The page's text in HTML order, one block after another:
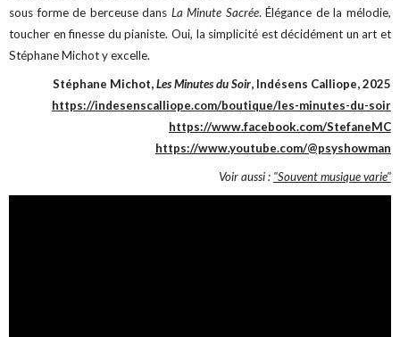
sous forme de berceuse dans La Minute Sacrée. Élégance de la mélodie,
toucher en finesse du pianiste. Oui, la simplicité est décidément un art et
Stéphane Michot y excelle.
Stéphane Michot,Les Minutes du Soir, Indésens Calliope, 2025
https://indesenscalliope.com/boutique/les-minutes-du-soir
https://www.facebook.com/StefaneMC
https://www.youtube.com/@psyshowman
Voir aussi : "Souvent musique varie"